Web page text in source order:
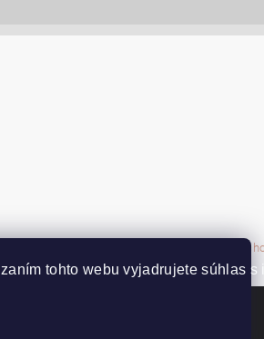
W-Půdní
STANDARDtohto webu vyjadrujete súhlas s